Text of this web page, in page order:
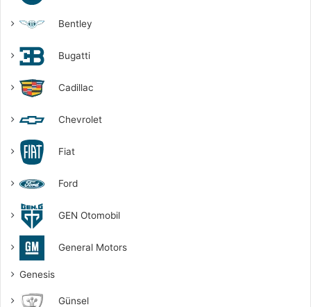
Bentley
Bugatti
Cadillac
Chevrolet
Fiat
Ford
GEN Otomobil
General Motors
Genesis
Günsel